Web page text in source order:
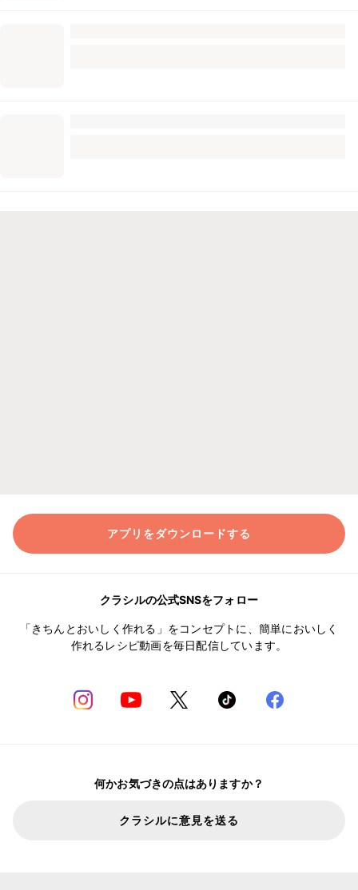
アプリをダウンロードする
クラシルの公式SNSをフォロー
「きちんとおいしく作れる」をコンセプトに、簡単においしく
作れるレシピ動画を毎日配信しています。
何かお気づきの点はありますか？
クラシルに意見を送る